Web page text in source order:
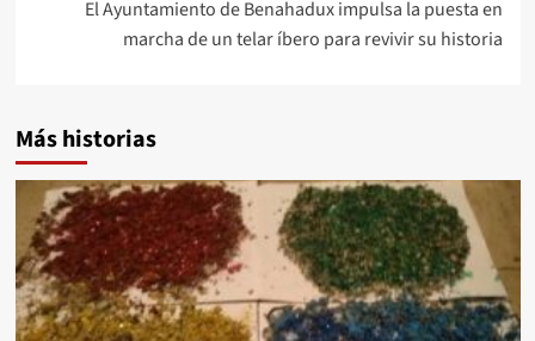
El Ayuntamiento de Benahadux impulsa la puesta en
marcha de un telar íbero para revivir su historia
Más historias